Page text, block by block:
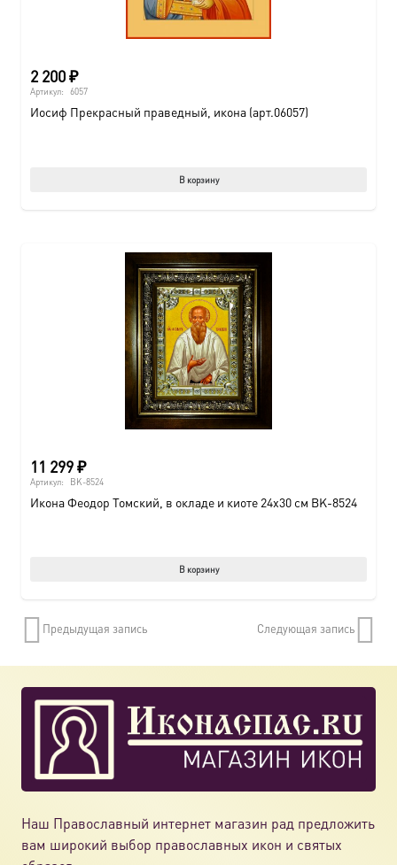
2 200₽
Артикул: 6057
Иосиф Прекрасный праведный, икона (арт.06057)
В корзину
11 299₽
Артикул: BK-8524
Икона Феодор Томский, в окладе и киоте 24х30 см BK-8524
В корзину
Предыдущая запись Следующая запись
Наш Православный интернет магазин рад предложить
вам широкий выбор православных икон и святых